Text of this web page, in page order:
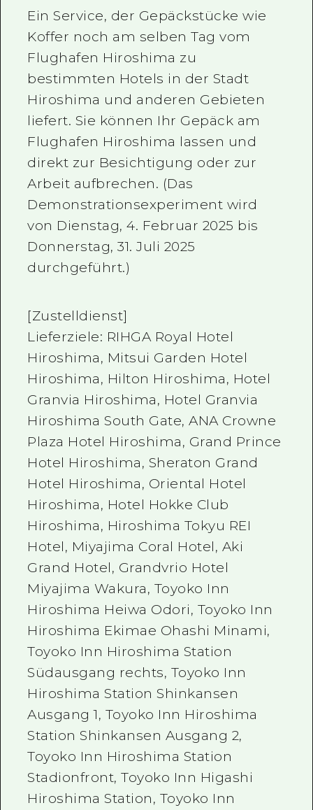
Ein Service, der Gepäckstücke wie
Koffer noch am selben Tag vom
Flughafen Hiroshima zu
bestimmten Hotels in der Stadt
Hiroshima und anderen Gebieten
liefert. Sie können Ihr Gepäck am
Flughafen Hiroshima lassen und
direkt zur Besichtigung oder zur
Arbeit aufbrechen. (Das
Demonstrationsexperiment wird
von Dienstag, 4. Februar 2025 bis
Donnerstag, 31. Juli 2025
durchgeführt.)
[Zustelldienst]
Lieferziele: RIHGA Royal Hotel
Hiroshima, Mitsui Garden Hotel
Hiroshima, Hilton Hiroshima, Hotel
Granvia Hiroshima, Hotel Granvia
Hiroshima South Gate, ANA Crowne
Plaza Hotel Hiroshima, Grand Prince
Hotel Hiroshima, Sheraton Grand
Hotel Hiroshima, Oriental Hotel
Hiroshima, Hotel Hokke Club
Hiroshima, Hiroshima Tokyu REI
Hotel, Miyajima Coral Hotel, Aki
Grand Hotel, Grandvrio Hotel
Miyajima Wakura, Toyoko Inn
Hiroshima Heiwa Odori, Toyoko Inn
Hiroshima Ekimae Ohashi Minami,
Toyoko Inn Hiroshima Station
Südausgang rechts, Toyoko Inn
Hiroshima Station Shinkansen
Ausgang 1, Toyoko Inn Hiroshima
Station Shinkansen Ausgang 2,
Toyoko Inn Hiroshima Station
Stadionfront, Toyoko Inn Higashi
Hiroshima Station, Toyoko Inn